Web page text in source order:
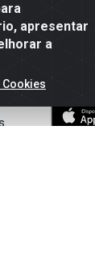
apresentar
a
de
Baixe